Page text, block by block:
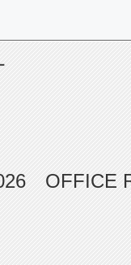
OFFICE